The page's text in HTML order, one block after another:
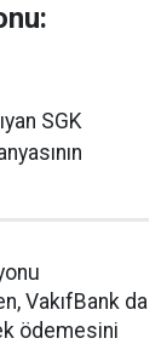
SGK
VakıfBank da
ödemesini